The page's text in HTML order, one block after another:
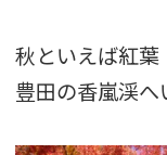
秋といえば紅葉
豊田の香嵐渓へ